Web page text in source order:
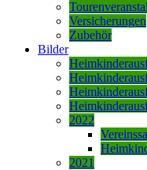
Versicherungen
Zubehör
Bilder
2022
2021